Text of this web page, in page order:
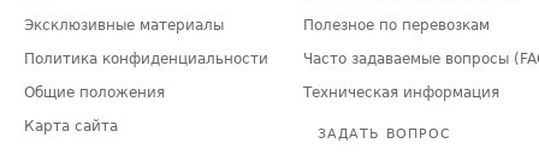
Эксклюзивные материалы
Политика конфиденциальности
Общие положения
Карта сайта
Полезное по перевозкам
Часто задаваемые вопросы
Техническая информация
ЗАДАТЬ ВОПРОС